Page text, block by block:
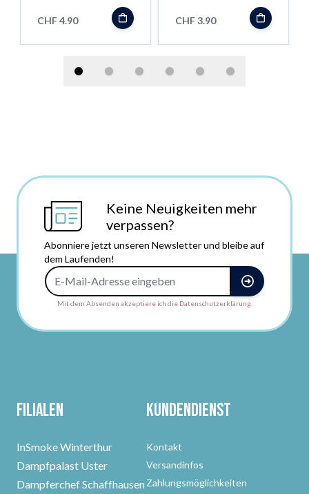
Mini/ Äris
CHF 4.90 CHF 3.90
Keine Neuigkeiten mehr
verpassen?
Abonniere jetzt unseren Newsletter und bleibe auf
dem Laufenden!
Mit dem Absenden akzeptiere ich die Datenschutzerklärung.
Filialen
InSmoke Winterthur
Dampfpalast Uster
Dampferchef Schaffhausen
Kundendienst
Kontakt
Versandinfos
Zahlungsmöglichkeiten